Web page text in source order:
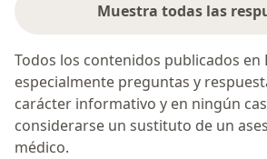
Muestra todas las
Todos los contenidos publicados en
especialmente preguntas y
carácter informativo y en ningún
considerarse un sustituto de un
médico.